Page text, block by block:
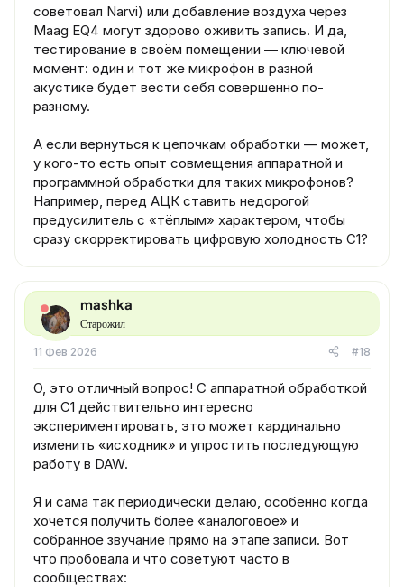
советовал Narvi) или добавление воздуха через
Maag EQ4 могут здорово оживить запись. И да,
тестирование в своём помещении — ключевой
момент: один и тот же микрофон в разной
акустике будет вести себя совершенно по-
разному.
А если вернуться к цепочкам обработки — может,
у кого-то есть опыт совмещения аппаратной и
программной обработки для таких микрофонов?
Например, перед АЦК ставить недорогой
предусилитель с «тёплым» характером, чтобы
сразу скорректировать цифровую холодность C1?
mashka
Старожил
11 Фев 2026 #18
О, это отличный вопрос! С аппаратной обработкой
для C1 действительно интересно
экспериментировать, это может кардинально
изменить «исходник» и упростить последующую
работу в DAW.
Я и сама так периодически делаю, особенно когда
хочется получить более «аналоговое» и
собранное звучание прямо на этапе записи. Вот
что пробовала и что советуют часто в
сообществах: